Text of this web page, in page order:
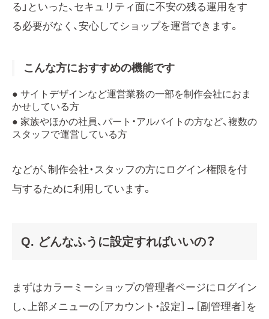
る」といった、セキュリティ面に不安の残る運用をす
る必要がなく、安心してショップを運営できます。
こんな方におすすめの機能です
● サイトデザインなど運営業務の一部を制作会社におま
かせしている方
● 家族やほかの社員、パート・アルバイトの方など、複数の
スタッフで運営している方
などが、制作会社・スタッフの方にログイン権限を付
与するために利用しています。
Q. どんなふうに設定すればいいの？
まずはカラーミーショップの管理者ページにログイン
し、上部メニューの［アカウント・設定］→［副管理者］を